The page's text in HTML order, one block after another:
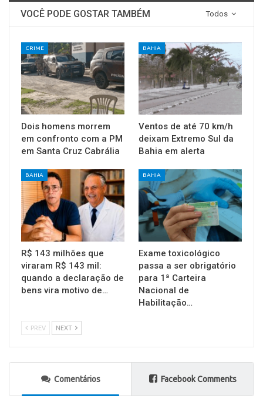
Todos
VOCÊ PODE GOSTAR TAMBÉM
CRIME
Dois homens morrem
em confronto com a PM
em Santa Cruz Cabrália
BAHIA
Ventos de até 70 km/h
deixam Extremo Sul da
Bahia em alerta
BAHIA
R$ 143 milhões que
viraram R$ 143 mil:
quando a declaração de
bens vira motivo de…
BAHIA
Exame toxicológico
passa a ser obrigatório
para 1ª Carteira
Nacional de
Habilitação…
PREV NEXT
Comentários Facebook Comments